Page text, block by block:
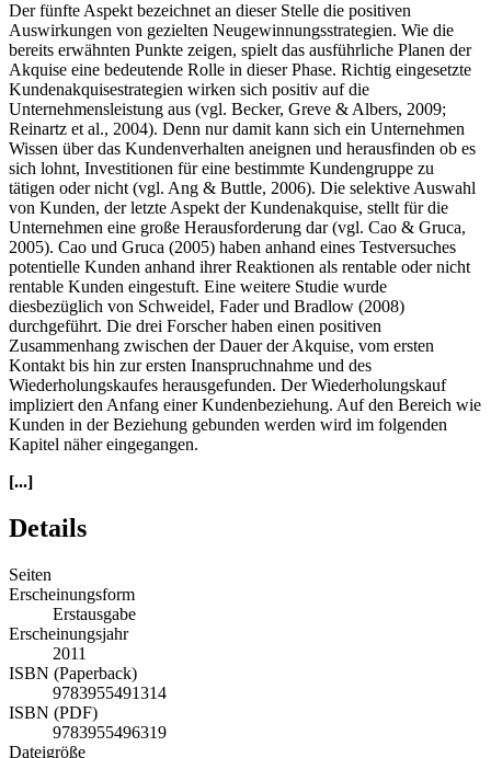
Der fünfte Aspekt bezeichnet an dieser Stelle die positiven
Auswirkungen von gezielten Neugewinnungsstrategien. Wie die
bereits erwähnten Punkte zeigen, spielt das ausführliche Planen der
Akquise eine bedeutende Rolle in dieser Phase. Richtig eingesetzte
Kundenakquise­strategien wirken sich positiv auf die
Unternehmensleistung aus (vgl. Becker, Greve & Albers, 2009;
Reinartz et al., 2004). Denn nur damit kann sich ein Unternehmen
Wissen über das Kundenverhalten aneignen und herausfinden ob es
sich lohnt, Investitionen für eine be­stimmte Kundengruppe zu
tätigen oder nicht (vgl. Ang & Buttle, 2006). Die selektive Auswahl
von Kunden, der letzte Aspekt der Kundenakquise, stellt für die
Unternehmen eine große Herausforderung dar (vgl. Cao & Gruca,
2005). Cao und Gruca (2005) haben anhand eines Testversuches
potentielle Kunden anhand ihrer Reaktionen als rentable oder nicht
rentable Kunden eingestuft. Eine weitere Studie wurde
diesbezüglich von Schweidel, Fader und Bradlow (2008)
durchgeführt. Die drei Forscher haben einen positiven
Zusammenhang zwischen der Dauer der Akquise, vom ersten
Kontakt bis hin zur ersten Inanspruchnahme und des
Wiederholungskaufes herausgefunden. Der Wiederholungskauf
impliziert den Anfang einer Kundenbeziehung. Auf den Bereich wie
Kunden in der Beziehung gebunden werden wird im folgenden
Kapitel näher eingegangen.
[...]
Details
Seiten
Erscheinungsform
Erstausgabe
Erscheinungsjahr
2011
ISBN (Paperback)
9783955491314
ISBN (PDF)
9783955496319
Dateigröße